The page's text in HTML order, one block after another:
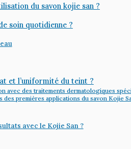
du savon kojie san ?
soin quotidienne ?
et l’uniformité du teint ?
avec des traitements dermatologiques
premières applications du savon Kojie
avec le Kojie San ?